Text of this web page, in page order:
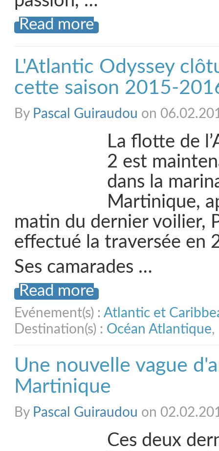
Read more
L'Atlantic Odyssey
cette saison 2015-
By Pascal Guiraudou on
La flotte de
2 est
dans la
Martinique,
matin du dernier voilier,
effectué la traversée en
Ses camarades …
Read more
Evénement(s) : Atlantic et
Destination(s) : Océan Atlantique,
Une nouvelle vague
Martinique
By Pascal Guiraudou on
Ces deux